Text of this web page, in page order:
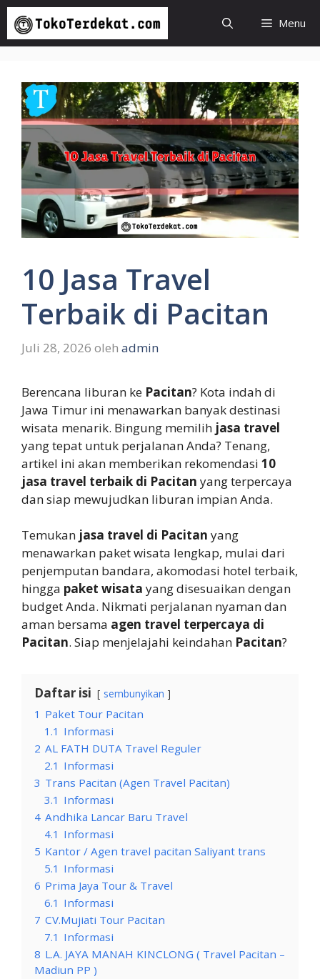
Langsung
isi
Menu
10 Jasa Travel
Terbaik di Pacitan
Juli 28, 2026 oleh admin
Berencana liburan ke Pacitan? Kota indah di
Jawa Timur ini menawarkan banyak destinasi
wisata menarik. Bingung memilih jasa travel
yang tepat untuk perjalanan Anda? Tenang,
artikel ini akan memberikan rekomendasi 10
jasa travel terbaik di Pacitan yang terpercaya
dan siap mewujudkan liburan impian Anda.
Temukan jasa travel di Pacitan yang
menawarkan paket wisata lengkap, mulai dari
penjemputan bandara, akomodasi hotel terbaik,
hingga paket wisata yang disesuaikan dengan
budget Anda. Nikmati perjalanan nyaman dan
aman bersama agen travel terpercaya di
Pacitan. Siap menjelajahi keindahan Pacitan?
Daftar isi sembunyikan
1 Paket Tour Pacitan
1.1 Informasi
2 AL FATH DUTA Travel Reguler
2.1 Informasi
3 Trans Pacitan (Agen Travel Pacitan)
3.1 Informasi
4 Andhika Lancar Baru Travel
4.1 Informasi
5 Kantor / Agen travel pacitan Saliyant trans
5.1 Informasi
6 Prima Jaya Tour & Travel
6.1 Informasi
7 CV.Mujiati Tour Pacitan
7.1 Informasi
8 L.A. JAYA MANAH KINCLONG ( Travel Pacitan –
Madiun PP )